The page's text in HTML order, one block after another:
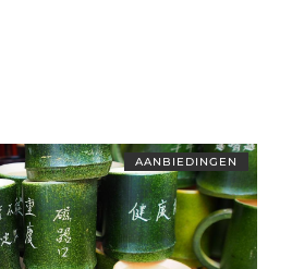
AANBIEDINGEN